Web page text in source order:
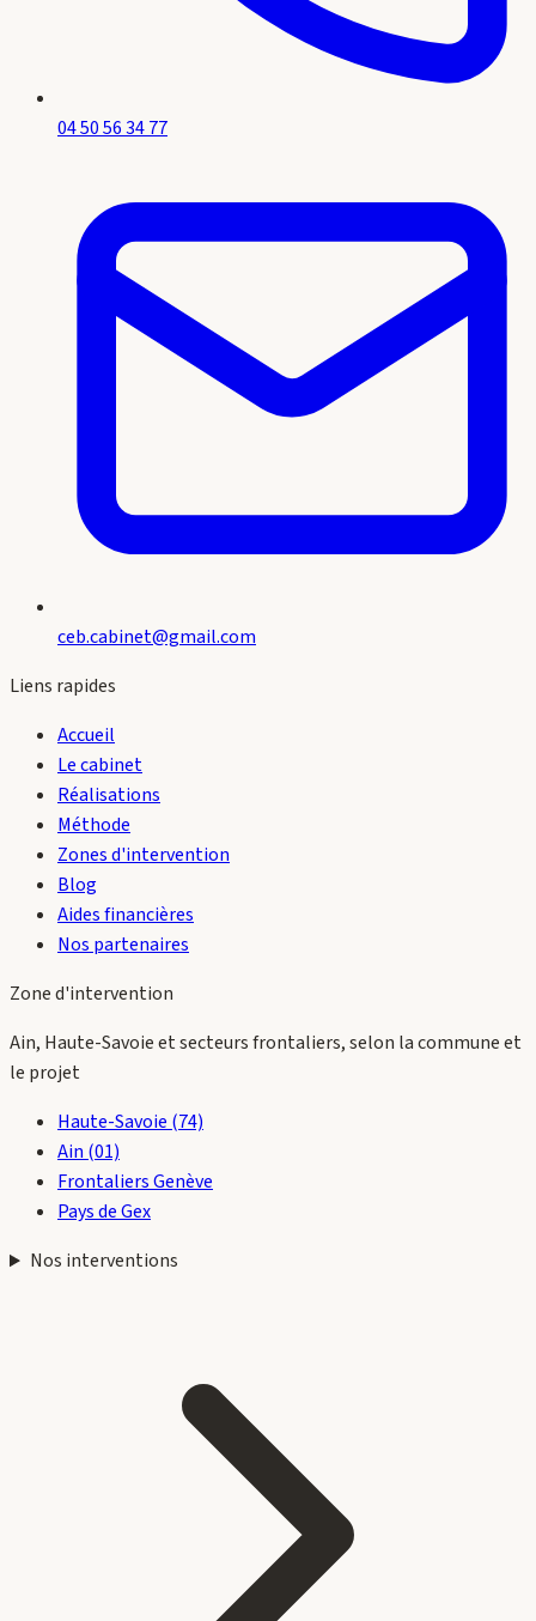
04 50 56 34 77
ceb.cabinet@gmail.com
Liens rapides
Accueil
Le cabinet
Réalisations
Méthode
Zones d'intervention
Blog
Aides financières
Nos partenaires
Zone d'intervention
Ain, Haute-Savoie et secteurs frontaliers, selon la commune et
le projet
Haute-Savoie (74)
Ain (01)
Frontaliers Genève
Pays de Gex
Nos interventions